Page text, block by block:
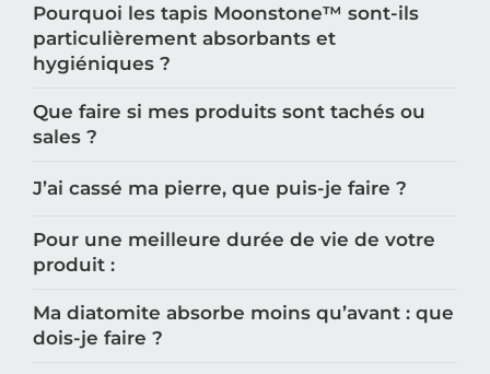
Pourquoi les tapis Moonstone™️ sont-ils
particulièrement absorbants et
hygiéniques ?
Que faire si mes produits sont tachés ou
sales ?
J’ai cassé ma pierre, que puis-je faire ?
Pour une meilleure durée de vie de votre
produit :
Ma diatomite absorbe moins qu’avant : que
dois-je faire ?